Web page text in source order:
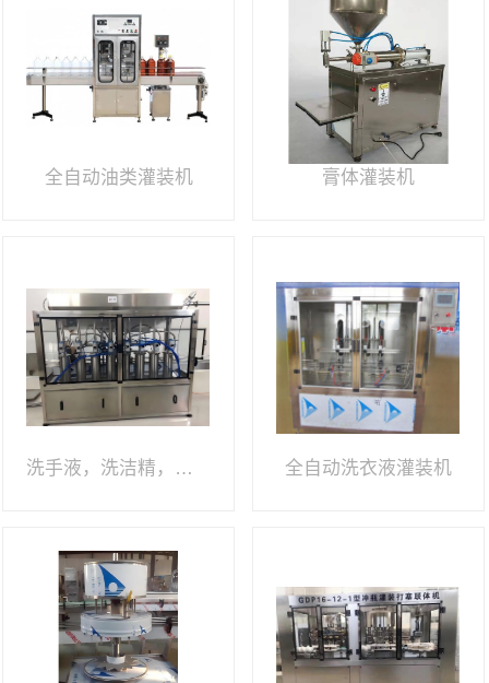
全自动油类灌装机 膏体灌装机
洗手液，洗洁精，洗衣液灌装机 全自动洗衣液灌装机